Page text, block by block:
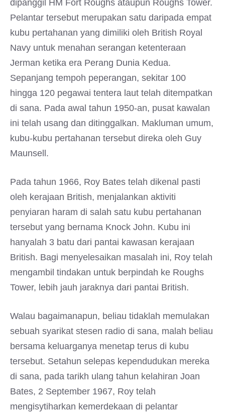
dipanggil HM Fort Roughs ataupun Roughs Tower.
Pelantar tersebut merupakan satu daripada empat
kubu pertahanan yang dimiliki oleh British Royal
Navy untuk menahan serangan ketenteraan
Jerman ketika era Perang Dunia Kedua.
Sepanjang tempoh peperangan, sekitar 100
hingga 120 pegawai tentera laut telah ditempatkan
di sana. Pada awal tahun 1950-an, pusat kawalan
ini telah usang dan ditinggalkan. Makluman umum,
kubu-kubu pertahanan tersebut direka oleh Guy
Maunsell.
Pada tahun 1966, Roy Bates telah dikenal pasti
oleh kerajaan British, menjalankan aktiviti
penyiaran haram di salah satu kubu pertahanan
tersebut yang bernama Knock John. Kubu ini
hanyalah 3 batu dari pantai kawasan kerajaan
British. Bagi menyelesaikan masalah ini, Roy telah
mengambil tindakan untuk berpindah ke Roughs
Tower, lebih jauh jaraknya dari pantai British.
Walau bagaimanapun, beliau tidaklah memulakan
sebuah syarikat stesen radio di sana, malah beliau
bersama keluarganya menetap terus di kubu
tersebut. Setahun selepas kependudukan mereka
di sana, pada tarikh ulang tahun kelahiran Joan
Bates, 2 September 1967, Roy telah
mengisytiharkan kemerdekaan di pelantar